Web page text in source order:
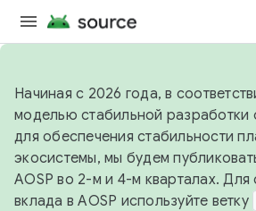
Начиная с 2026 года, в
моделью стабильной разработки
для обеспечения стабильности
экосистемы, мы будем
AOSP во 2-м и 4-м кварталах. Для
вклада в AOSP используйте ветку